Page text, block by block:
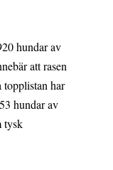
hundar av
att rasen
topplistan har
hundar av
tysk